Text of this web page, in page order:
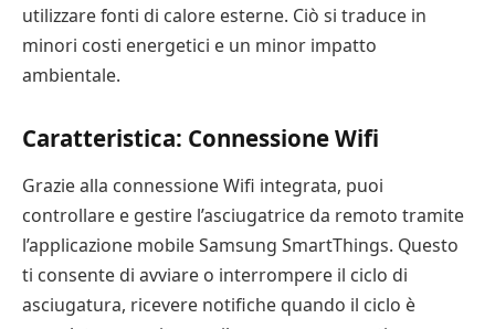
utilizzare fonti di calore esterne. Ciò si traduce in
minori costi energetici e un minor impatto
ambientale.
Caratteristica: Connessione Wifi
Grazie alla connessione Wifi integrata, puoi
controllare e gestire l’asciugatrice da remoto tramite
l’applicazione mobile Samsung SmartThings. Questo
ti consente di avviare o interrompere il ciclo di
asciugatura, ricevere notifiche quando il ciclo è